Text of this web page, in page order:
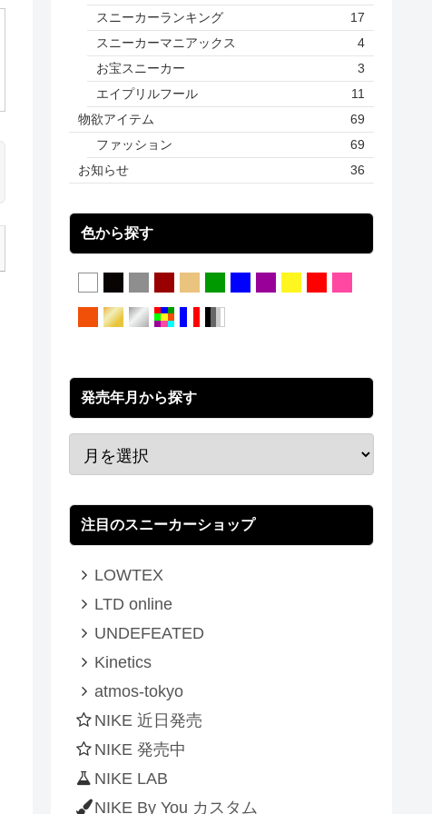
スニーカーランキング
17
スニーカーマニアックス
4
お宝スニーカー
3
エイプリルフール
11
物欲アイテム
69
ファッション
69
お知らせ
36
色から探す
発売年月から探す
注目のスニーカーショップ
LOWTEX
LTD online
UNDEFEATED
Kinetics
atmos-tokyo
NIKE 近日発売
NIKE 発売中
NIKE LAB
NIKE By You カスタム